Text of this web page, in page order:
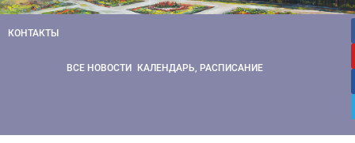
КОНТАКТЫ
ВСЕ НОВОСТИ КАЛЕНДАРЬ, РАСПИСАНИЕ